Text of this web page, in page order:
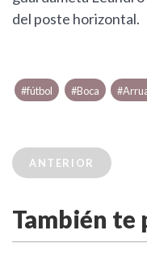
del poste horizontal.
#fútbol #Boca
ANTERIOR
También te